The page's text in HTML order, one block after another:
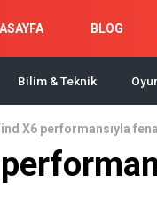
BLOG
Bilim & Teknik
X6 performansıyla